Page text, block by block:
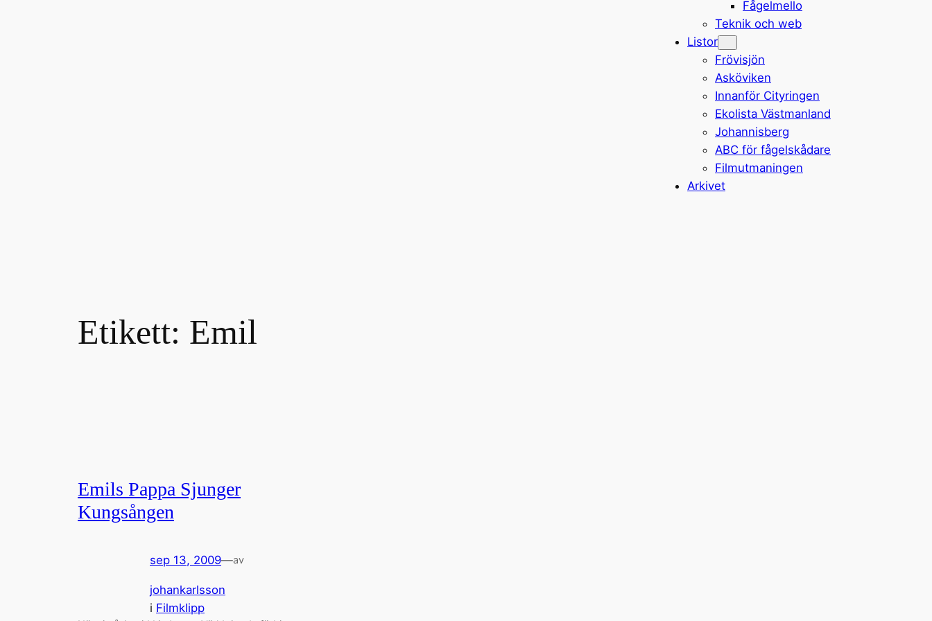
Fågelmello
Teknik och web
Listor
Frövisjön
Asköviken
Innanför Cityringen
Ekolista Västmanland
Johannisberg
ABC för fågelskådare
Filmutmaningen
Arkivet
Etikett: Emil
Emils Pappa Sjunger
Kungsången
sep 13, 2009—av
johankarlsson
i Filmklipp